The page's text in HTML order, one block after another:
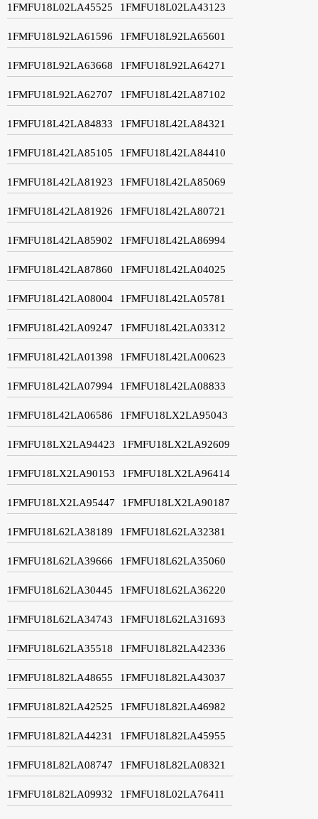
1FMFU18L02LA45525 1FMFU18L02LA43123
1FMFU18L92LA61596 1FMFU18L92LA65601
1FMFU18L92LA63668 1FMFU18L92LA64271
1FMFU18L92LA62707 1FMFU18L42LA87102
1FMFU18L42LA84833 1FMFU18L42LA84321
1FMFU18L42LA85105 1FMFU18L42LA84410
1FMFU18L42LA81923 1FMFU18L42LA85069
1FMFU18L42LA81926 1FMFU18L42LA80721
1FMFU18L42LA85902 1FMFU18L42LA86994
1FMFU18L42LA87860 1FMFU18L42LA04025
1FMFU18L42LA08004 1FMFU18L42LA05781
1FMFU18L42LA09247 1FMFU18L42LA03312
1FMFU18L42LA01398 1FMFU18L42LA00623
1FMFU18L42LA07994 1FMFU18L42LA08833
1FMFU18L42LA06586 1FMFU18LX2LA95043
1FMFU18LX2LA94423 1FMFU18LX2LA92609
1FMFU18LX2LA90153 1FMFU18LX2LA96414
1FMFU18LX2LA95447 1FMFU18LX2LA90187
1FMFU18L62LA38189 1FMFU18L62LA32381
1FMFU18L62LA39666 1FMFU18L62LA35060
1FMFU18L62LA30445 1FMFU18L62LA36220
1FMFU18L62LA34743 1FMFU18L62LA31693
1FMFU18L62LA35518 1FMFU18L82LA42336
1FMFU18L82LA48655 1FMFU18L82LA43037
1FMFU18L82LA42525 1FMFU18L82LA46982
1FMFU18L82LA44231 1FMFU18L82LA45955
1FMFU18L82LA08747 1FMFU18L82LA08321
1FMFU18L82LA09932 1FMFU18L02LA76411